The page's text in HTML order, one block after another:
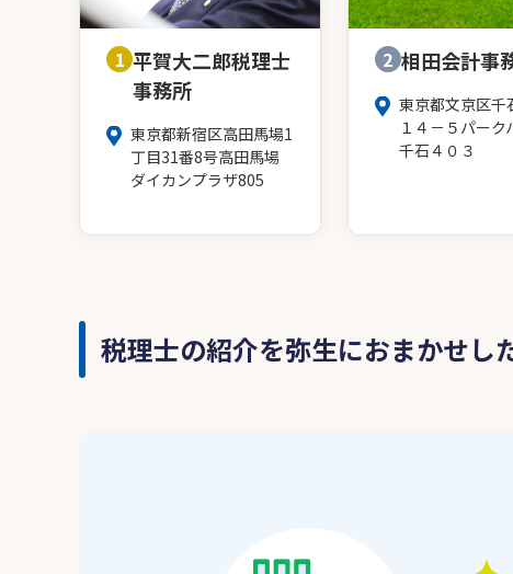
1 平賀大二郎税理士
事務所
東京都新宿区高田馬場1
丁目31番8号高田馬場
ダイカンプラザ805
2 相田会計事
東京都文京区千
１４－５パーク
千石４０３
税理士の紹介を弥生におまかせし